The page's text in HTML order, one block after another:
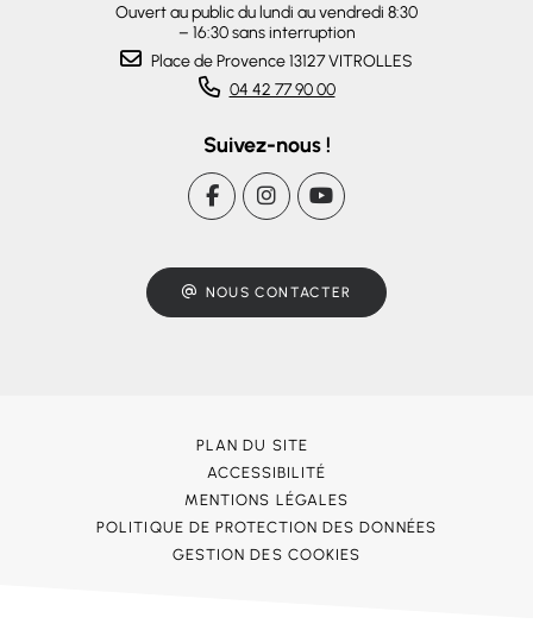
Ouvert au public du lundi au vendredi 8:30
– 16:30 sans interruption
Place de Provence 13127 VITROLLES
04 42 77 90 00
Suivez-nous !
NOUS CONTACTER
PLAN DU SITE
ACCESSIBILITÉ
MENTIONS LÉGALES
POLITIQUE DE PROTECTION DES DONNÉES
GESTION DES COOKIES